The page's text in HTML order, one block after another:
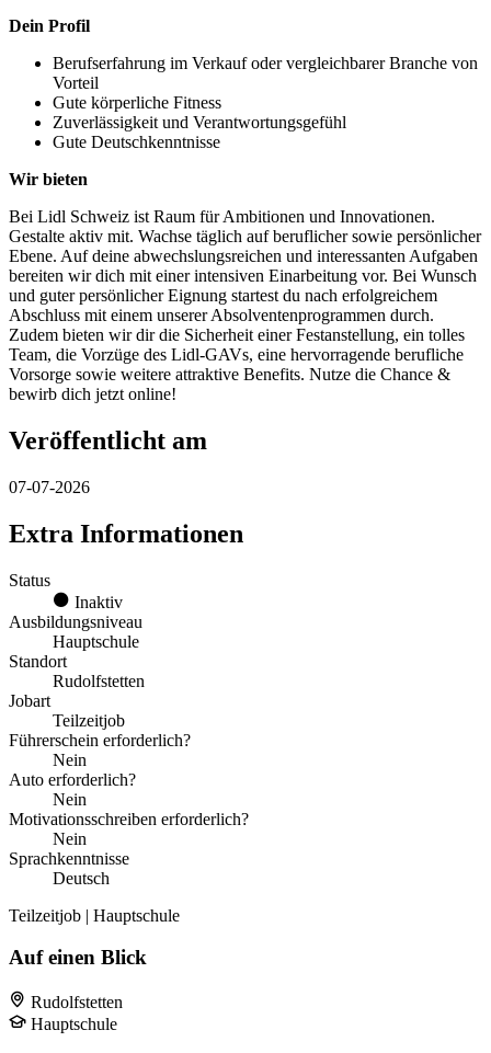
Dein Profil
Berufserfahrung im Verkauf oder vergleichbarer Branche von
Vorteil
Gute körperliche Fitness
Zuverlässigkeit und Verantwortungsgefühl
Gute Deutschkenntnisse
Wir bieten
Bei Lidl Schweiz ist Raum für Ambitionen und Innovationen.
Gestalte aktiv mit. Wachse täglich auf beruflicher sowie persönlicher
Ebene. Auf deine abwechslungsreichen und interessanten Aufgaben
bereiten wir dich mit einer intensiven Einarbeitung vor. Bei Wunsch
und guter persönlicher Eignung startest du nach erfolgreichem
Abschluss mit einem unserer Absolventenprogrammen durch.
Zudem bieten wir dir die Sicherheit einer Festanstellung, ein tolles
Team, die Vorzüge des Lidl-GAVs, eine hervorragende berufliche
Vorsorge sowie weitere attraktive Benefits. Nutze die Chance &
bewirb dich jetzt online!
Veröffentlicht am
07-07-2026
Extra Informationen
Status
Inaktiv
Ausbildungsniveau
Hauptschule
Standort
Rudolfstetten
Jobart
Teilzeitjob
Führerschein erforderlich?
Nein
Auto erforderlich?
Nein
Motivationsschreiben erforderlich?
Nein
Sprachkenntnisse
Deutsch
Teilzeitjob | Hauptschule
Auf einen Blick
Rudolfstetten
Hauptschule